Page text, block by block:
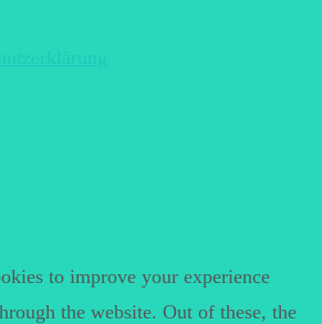
to improve your experience
the website. Out of these, the